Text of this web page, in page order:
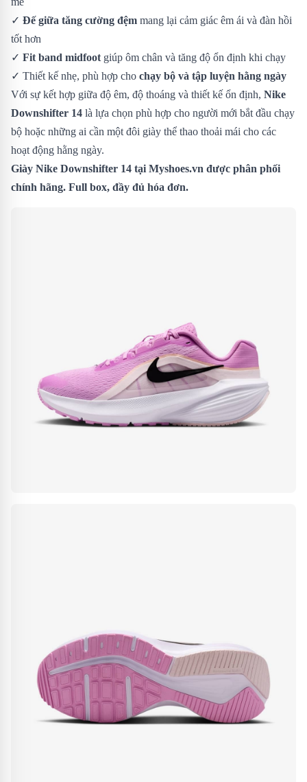
✓ Đế giữa tăng cường đệm mang lại cảm giác êm ái và đàn hồi
tốt hơn
✓ Fit band midfoot giúp ôm chân và tăng độ ổn định khi chạy
✓ Thiết kế nhẹ, phù hợp cho chạy bộ và tập luyện hằng ngày
Với sự kết hợp giữa độ êm, độ thoáng và thiết kế ổn định, Nike
Downshifter 14 là lựa chọn phù hợp cho người mới bắt đầu chạy
bộ hoặc những ai cần một đôi giày thể thao thoải mái cho các
hoạt động hằng ngày.
Giày Nike Downshifter 14 tại Myshoes.vn được phân phối
chính hãng. Full box, đầy đủ hóa đơn.